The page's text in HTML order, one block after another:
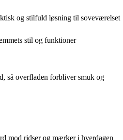
og stilfuld løsning til soveværelset
stil og funktioner
så overfladen forbliver smuk og
mod ridser og mærker i hverdagen